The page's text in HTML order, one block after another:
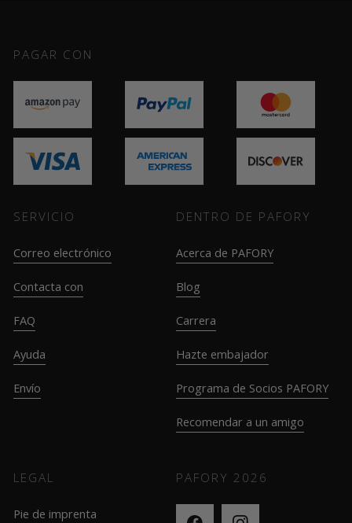
PAGAR CON
SERVICIO
Correo electrónico
Contacta con
FAQ
Ayuda
Envío
DENTRO DE PAFORY
Acerca de PAFORY
Blog
Carrera
Hazte embajador
Programa de Socios PAFORY
Recomendar a un amigo
LEGAL
Pie de imprenta
PAFORY 2026